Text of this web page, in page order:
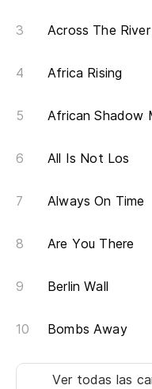
Across The River
Africa Rising
African Shadow
All Is Not Los
Always On Time
Are You There
Berlin Wall
Bombs Away
Ver todas las